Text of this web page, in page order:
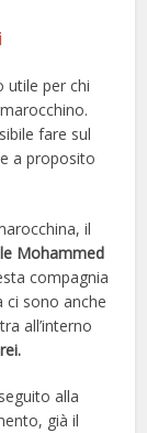
utile per chi
fare sul
a proposito
il
Mohammed
compagnia
ci sono anche
all’interno
alla
già il